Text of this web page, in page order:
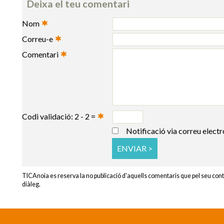
Deixa el teu comentari
Nom
Correu-e
Comentari
Codi validació: 2 - 2 =
Notificació via correu
TICAnoia es reserva la no publicació d'aquells comentaris que pel seu
diàleg.